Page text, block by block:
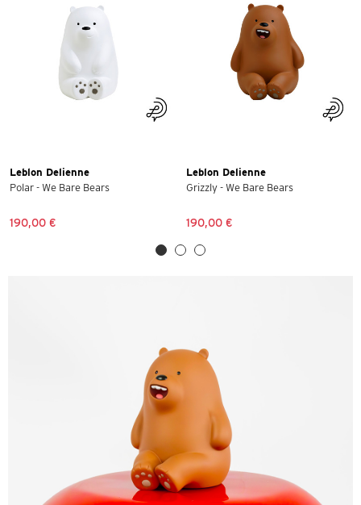
Leblon Delienne
Polar - We Bare Bears
190,00 €
Leblon Delienne
Grizzly - We Bare Bears
190,00 €